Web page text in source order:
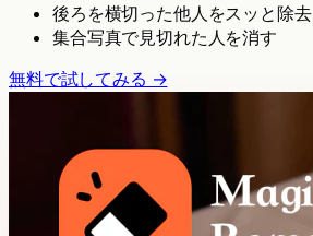
後ろを横切った他人をスッと除去
集合写真で見切れた人を消す
無料で試してみる →